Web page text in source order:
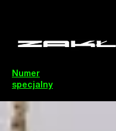
Numer
specjalny